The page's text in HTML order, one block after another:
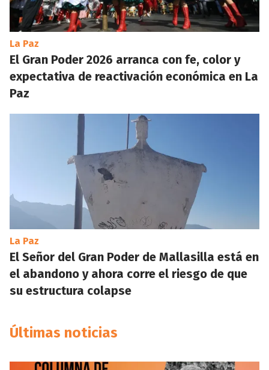
La Paz
El Gran Poder 2026 arranca con fe, color y
expectativa de reactivación económica en La
Paz
La Paz
El Señor del Gran Poder de Mallasilla está en
el abandono y ahora corre el riesgo de que
su estructura colapse
Últimas noticias